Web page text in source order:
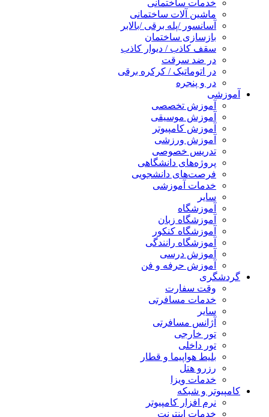
خدمات ساختمانی
ماشین آلات ساختمانی
آسانسور /پله برقی /بالابر
بازسازی ساختمان
سقف کاذب / دیوار کاذب
در ضد سرقت
در اتوماتیک / کرکره برقی
در و پنجره
آموزشی
آموزش تخصصی
آموزش موسیقی
آموزش کامپیوتر
آموزش ورزشی
تدریس خصوصی
پروژه‌های دانشگاهی
فرصت‌های دانشجویی
خدمات آموزشی
سایر
آموزشگاه
آموزشگاه زبان
آموزشگاه کنکور
آموزشگاه رانندگی
آموزش درسی
آموزش حرفه و فن
گردشگری
وقت سفارت
خدمات مسافرتی
سایر
آژانس مسافرتی
تور خارجی
تور داخلی
بلیط هواپیما و قطار
رزرو هتل
خدمات ویزا
کامپیوتر و شبکه
نرم افزار کامپیوتر
خدمات اینترنت